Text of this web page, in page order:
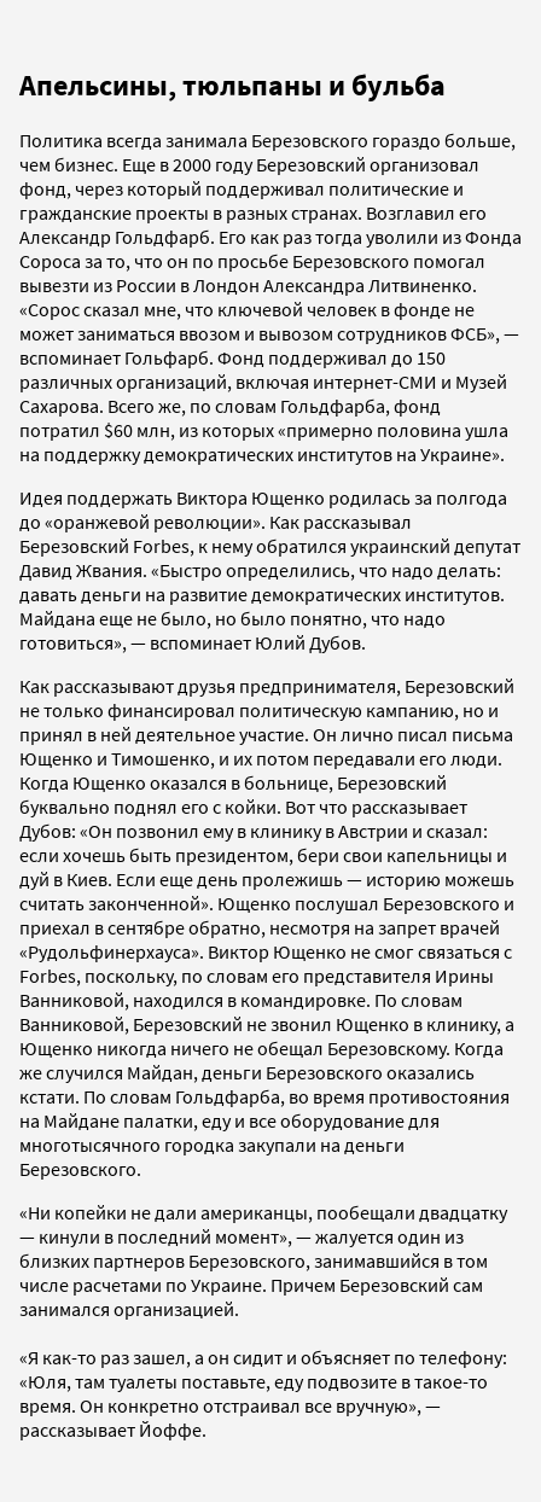
Апельсины, тюльпаны и бульба
Политика всегда занимала Березовского гораздо больше,
чем бизнес. Еще в 2000 году Березовский организовал
фонд, через который поддерживал политические и
гражданские проекты в разных странах. Возглавил его
Александр Гольдфарб. Его как раз тогда уволили из Фонда
Сороса за то, что он по просьбе Березовского помогал
вывезти из России в Лондон Александра Литвиненко.
«Сорос сказал мне, что ключевой человек в фонде не
может заниматься ввозом и вывозом сотрудников ФСБ», —
вспоминает Гольфарб. Фонд поддерживал до 150
различных организаций, включая интернет-СМИ и Музей
Сахарова. Всего же, по словам Гольдфарба, фонд
потратил $60 млн, из которых «примерно половина ушла
на поддержку демократических институтов на Украине».
Идея поддержать Виктора Ющенко родилась за полгода
до «оранжевой революции». Как рассказывал
Березовский Forbes, к нему обратился украинский депутат
Давид Жвания. «Быстро определились, что надо делать:
давать деньги на развитие демократических институтов.
Майдана еще не было, но было понятно, что надо
готовиться», — вспоминает Юлий Дубов.
Как рассказывают друзья предпринимателя, Березовский
не только финансировал политическую кампанию, но и
принял в ней деятельное участие. Он лично писал письма
Ющенко и Тимошенко, и их потом передавали его люди.
Когда Ющенко оказался в больнице, Березовский
буквально поднял его с койки. Вот что рассказывает
Дубов: «Он позвонил ему в клинику в Австрии и сказал:
если хочешь быть президентом, бери свои капельницы и
дуй в Киев. Если еще день пролежишь — историю можешь
считать законченной». Ющенко послушал Березовского и
приехал в сентябре обратно, несмотря на запрет врачей
«Рудольфинерхауса». Виктор Ющенко не смог связаться с
Forbes, поскольку, по словам его представителя Ирины
Ванниковой, находился в командировке. По словам
Ванниковой, Березовский не звонил Ющенко в клинику, а
Ющенко никогда ничего не обещал Березовскому. Когда
же случился Майдан, деньги Березовского оказались
кстати. По словам Гольдфарба, во время противостояния
на Майдане палатки, еду и все оборудование для
многотысячного городка закупали на деньги
Березовского.
«Ни копейки не дали американцы, пообещали двадцатку
— кинули в последний момент», — жалуется один из
близких партнеров Березовского, занимавшийся в том
числе расчетами по Украине. Причем Березовский сам
занимался организацией.
«Я как-то раз зашел, а он сидит и объясняет по телефону:
«Юля, там туалеты поставьте, еду подвозите в такое-то
время. Он конкретно отстраивал все вручную», —
рассказывает Йоффе.